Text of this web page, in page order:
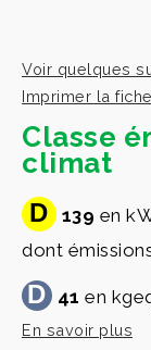
Voir quelques
Imprimer la fiche
Classe
climat
D 139 en
dont
D 41 en
En savoir plus